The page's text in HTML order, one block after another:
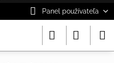
Panel používateľa